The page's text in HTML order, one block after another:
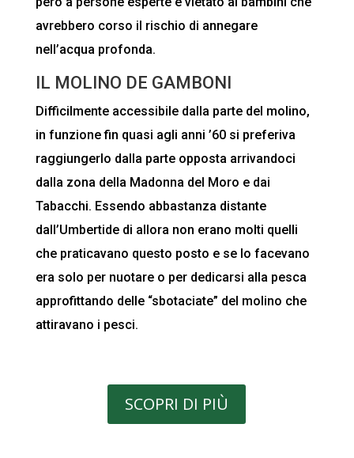
avrebbero corso il rischio di annegare
nell’acqua profonda.
IL MOLINO DE GAMBONI
Difficilmente accessibile dalla parte del molino,
in funzione fin quasi agli anni ’60 si preferiva
raggiungerlo dalla parte opposta arrivandoci
dalla zona della Madonna del Moro e dai
Tabacchi. Essendo abbastanza distante
dall’Umbertide di allora non erano molti quelli
che praticavano questo posto e se lo facevano
era solo per nuotare o per dedicarsi alla pesca
approfittando delle “sbotaciate” del molino che
attiravano i pesci.
SCOPRI DI PIÙ